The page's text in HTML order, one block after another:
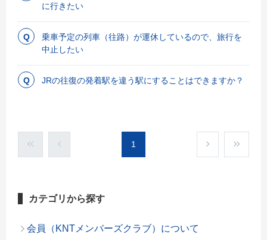
に行きたい
乗車予定の列車（往路）が運休しているので、旅行を
中止したい
JRの往復の発着駅を違う駅にすることはできますか？
1
カテゴリから探す
会員（KNTメンバーズクラブ）について